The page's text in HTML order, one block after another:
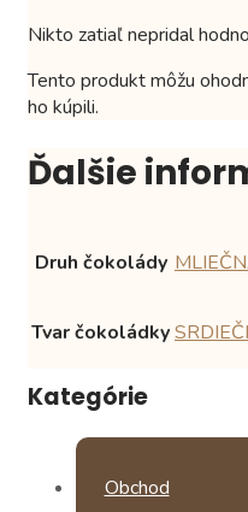
Nikto zatiaľ nepridal
Tento produkt môžu
ho kúpili.
Ďalšie
Druh čokolády
Tvar čokoládky
Kategórie
Obchod